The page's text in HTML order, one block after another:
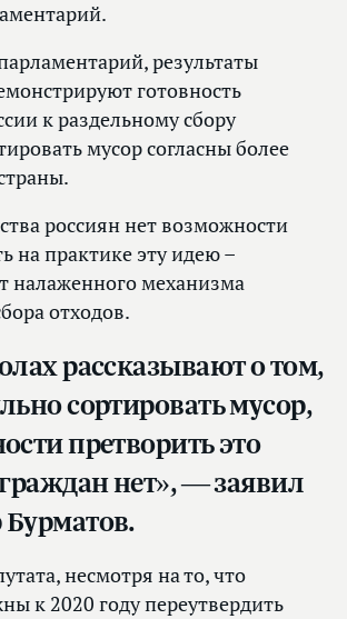
результаты
готовность
к раздельному сбору
мусор согласны более
россиян нет возможности
на практике эту идею –
налаженного механизма
отходов.
рассказывают о том,
сортировать мусор,
претворить это
нет», — заявил
несмотря на то, что
к 2020 году переутвердить